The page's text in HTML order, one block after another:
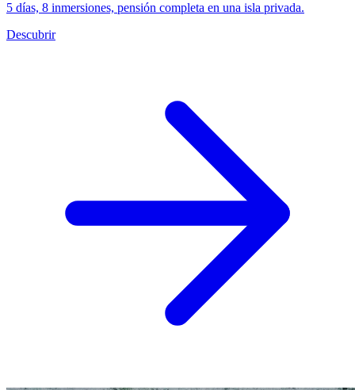
5 días, 8 inmersiones, pensión completa en una isla privada.
Descubrir